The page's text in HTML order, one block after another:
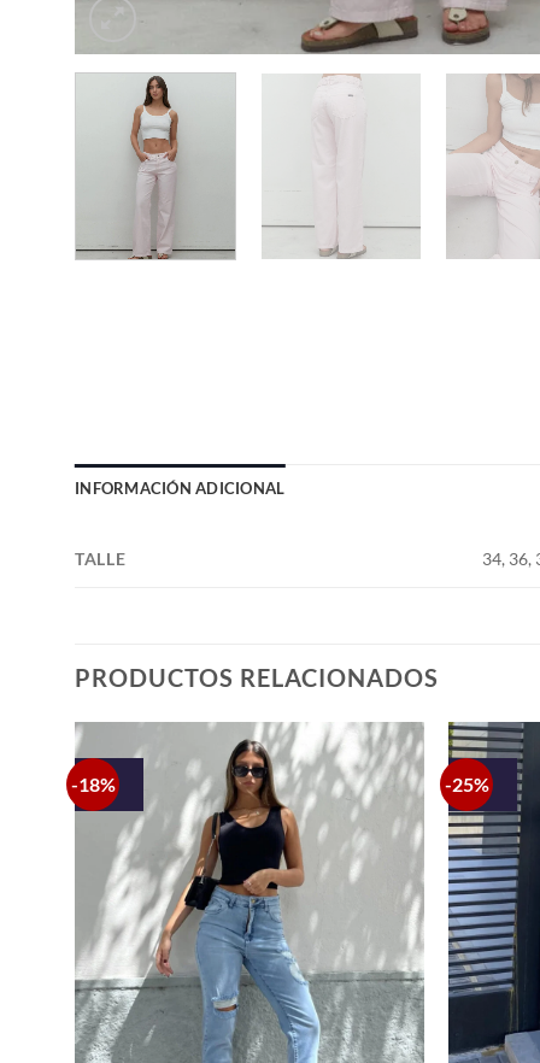
INFORMACIÓN ADICIONAL
TALLE 34, 36,
PRODUCTOS RELACIONADOS
-18% -25%